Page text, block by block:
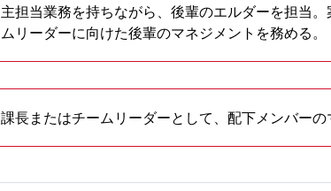
主担当業務を持ちながら、後輩のエルダーを担当
ムリーダーに向けた後輩のマネジメントを務める。
課長またはチームリーダーとして、配下メンバーの